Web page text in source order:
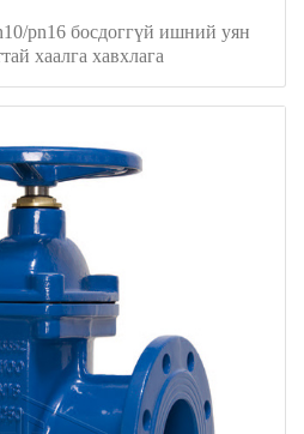
pn16 босдоггүй ишний уян
хаалга хавхлага